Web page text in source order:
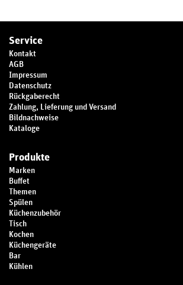
Service
Kontakt
AGB
Impressum
Datenschutz
Rückgaberecht
Zahlung, Lieferung und Versand
Bildnachweise
Kataloge
Produkte
Marken
Buffet
Themen
Spülen
Küchenzubehör
Tisch
Kochen
Küchengeräte
Bar
Kühlen